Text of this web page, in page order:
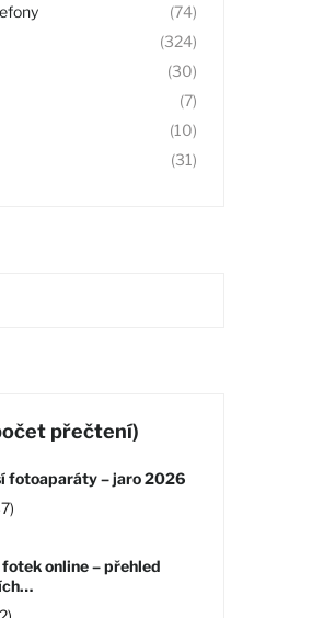
(74)
(324)
(30)
(7)
(10)
(31)
přečtení)
fotoaparáty – jaro 2026
online – přehled